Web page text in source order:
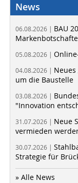
News
06.08.2026 | BAU
05.08.2026 |
04.08.2026 |
um die Baustelle
03.08.2026 |
"Innovation
31.07.2026 | Neue
vermieden
30.07.2026 |
Strategie für
» Alle News